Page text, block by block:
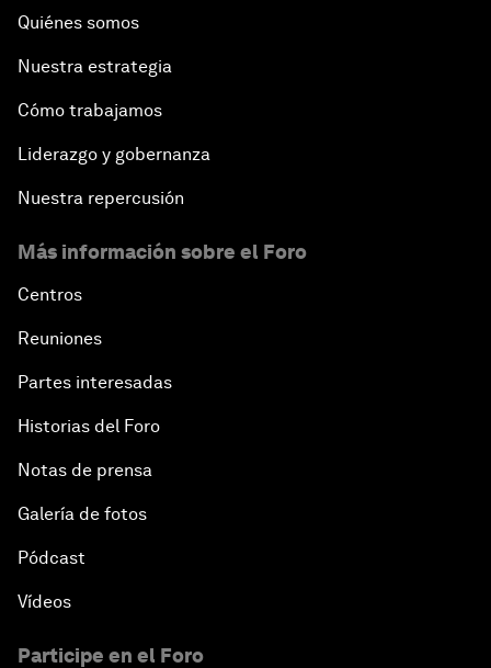
Quiénes somos
Nuestra estrategia
Cómo trabajamos
Liderazgo y gobernanza
Nuestra repercusión
Más información sobre el Foro
Centros
Reuniones
Partes interesadas
Historias del Foro
Notas de prensa
Galería de fotos
Pódcast
Vídeos
Participe en el Foro